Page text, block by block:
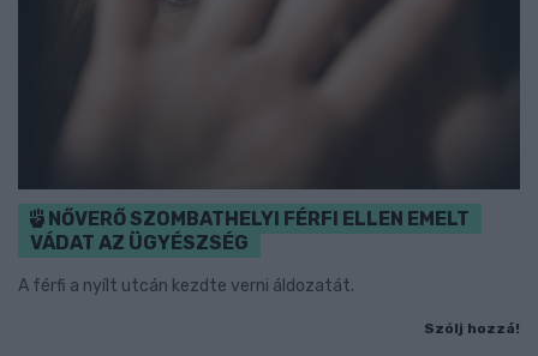
NŐVERŐ SZOMBATHELYI FÉRFI ELLEN EMELT
VÁDAT AZ ÜGYÉSZSÉG
A férfi a nyílt utcán kezdte verni áldozatát.
Szólj hozzá!